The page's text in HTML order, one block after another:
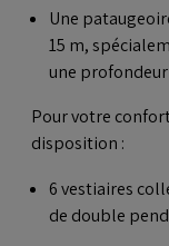
Une
15 m,
une profondeur
Pour votre
disposition :
6 vestiaires
de double